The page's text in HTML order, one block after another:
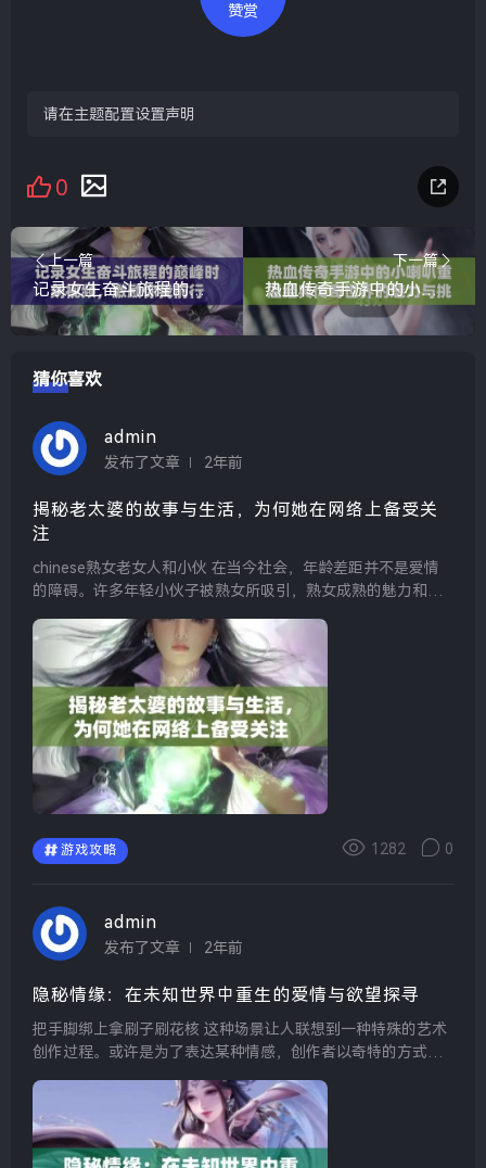
赞赏
请在主题配置设置声明
0
上一篇
记录女生奋斗旅程的巅峰时刻视频，激励你我前行
下一篇
热血传奇手游中的小喇叭重温经典传奇世界的魅力与挑战
猜你喜欢
admin
发布了文章 2年前
揭秘老太婆的故事与生活，为何她在网络上备受关
注
chinese熟女老女人和小伙 在当今社会，年龄差距并不是爱情
的障碍。许多年轻小伙子被熟女所吸引，熟女成熟的魅力和深
了如何与他人相处，也为熟女提供了重新焕发青春...
游戏攻略 1282 0
admin
发布了文章 2年前
隐秘情缘：在未知世界中重生的爱情与欲望探寻
把手脚绑上拿刷子刷花核 这种场景让人联想到一种特殊的艺术
创作过程。或许是为了表达某种情感，创作者以奇特的方式将
尊重和对美的追求。这种极具象征意义的行为引发了不同...